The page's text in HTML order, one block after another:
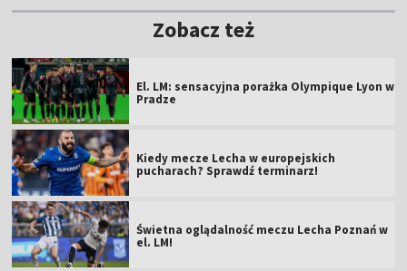
Zobacz też
El. LM: sensacyjna porażka Olympique Lyon w
Pradze
Kiedy mecze Lecha w europejskich
pucharach? Sprawdź terminarz!
Świetna oglądalność meczu Lecha Poznań w
el. LM!